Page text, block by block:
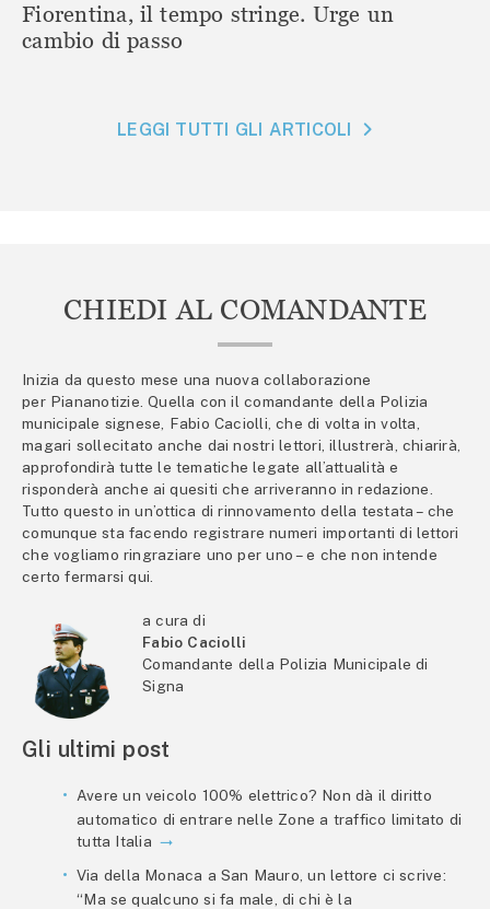
Fiorentina, il tempo stringe. Urge un
cambio di passo
LEGGI TUTTI GLI ARTICOLI
CHIEDI AL COMANDANTE
Inizia da questo mese una nuova collaborazione
per Piananotizie. Quella con il comandante della Polizia
municipale signese, Fabio Caciolli, che di volta in volta,
magari sollecitato anche dai nostri lettori, illustrerà, chiarirà,
approfondirà tutte le tematiche legate all’attualità e
risponderà anche ai quesiti che arriveranno in redazione.
Tutto questo in un’ottica di rinnovamento della testata – che
comunque sta facendo registrare numeri importanti di lettori
che vogliamo ringraziare uno per uno – e che non intende
certo fermarsi qui.
a cura di
Fabio Caciolli
Comandante della Polizia Municipale di
Signa
Gli ultimi post
Avere un veicolo 100% elettrico? Non dà il diritto
automatico di entrare nelle Zone a traffico limitato di
tutta Italia
Via della Monaca a San Mauro, un lettore ci scrive:
“Ma se qualcuno si fa male, di chi è la